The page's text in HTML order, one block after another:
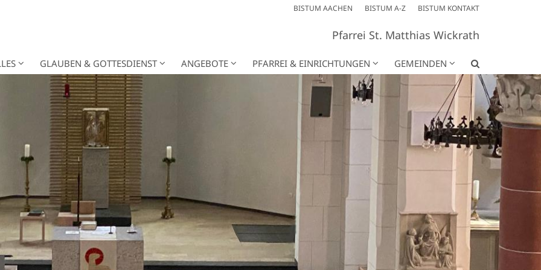
BISTUM AACHEN BISTUM A-Z BISTUM KONTAKT
Pfarrei St. Matthias Wickrath
GLAUBEN & GOTTESDIENST ANGEBOTE PFARREI & EINRICHTUNGEN GEMEINDEN